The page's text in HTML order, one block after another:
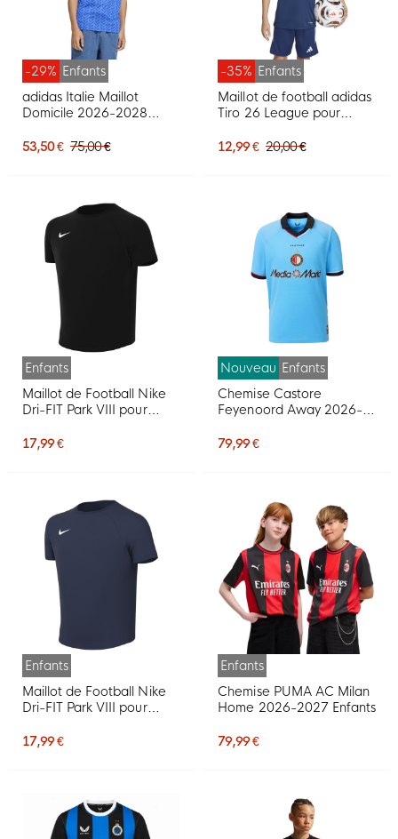
-29% Enfants
adidas Italie Maillot
Domicile 2026-2028
53,50 € 75,00 €
-35% Enfants
Maillot de football adidas
Tiro 26 League pour
blanc
12,99 € 20,00 €
Enfants
Maillot de Football Nike
Dri-FIT Park VIII pour
17,99 €
Nouveau Enfants
Chemise Castore
Feyenoord Away 2026-
79,99 €
Enfants
Maillot de Football Nike
Dri-FIT Park VIII pour
blanc
17,99 €
Enfants
Chemise PUMA AC Milan
Home 2026-2027 Enfants
79,99 €